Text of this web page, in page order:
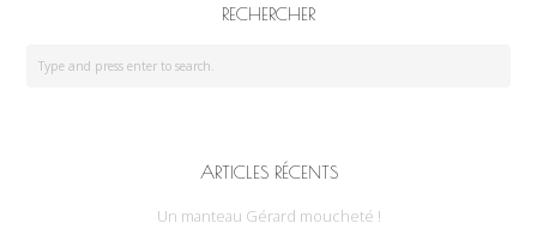
RECHERCHER
ARTICLES RÉCENTS
Un manteau Gérard moucheté !